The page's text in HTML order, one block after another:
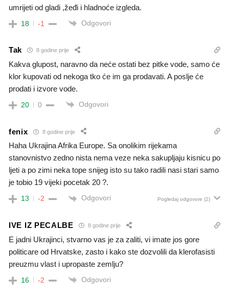
umrijeti od gladi ,žeđi i hladnoće izgleda.
18 -1 Odgovori
Tak 8 godine prije
Kakva glupost, naravno da neće ostati bez pitke vode, samo će
klor kupovati od nekoga tko će im ga prodavati. A poslje će
prodati i izvore vode.
20 0 Odgovori
fenix 8 godine prije
Haha Ukrajina Afrika Europe. Sa onolikim rijekama
stanovnistvo zedno nista nema veze neka sakupljaju kisnicu po
ljeti a po zimi neka tope snijeg isto su tako radili nasi stari samo
je tobio 19 vijeki pocetak 20 ?.
13 -2 Odgovori Pogledaj odgovore (2)
IVE IZ PECALBE 8 godine prije
E jadni Ukrajinci, stvarno vas je za zaliti, vi imate jos gore
politicare od Hrvatske, zasto i kako ste dozvolili da klerofasisti
preuzmu vlast i upropaste zemlju?
16 -2 Odgovori